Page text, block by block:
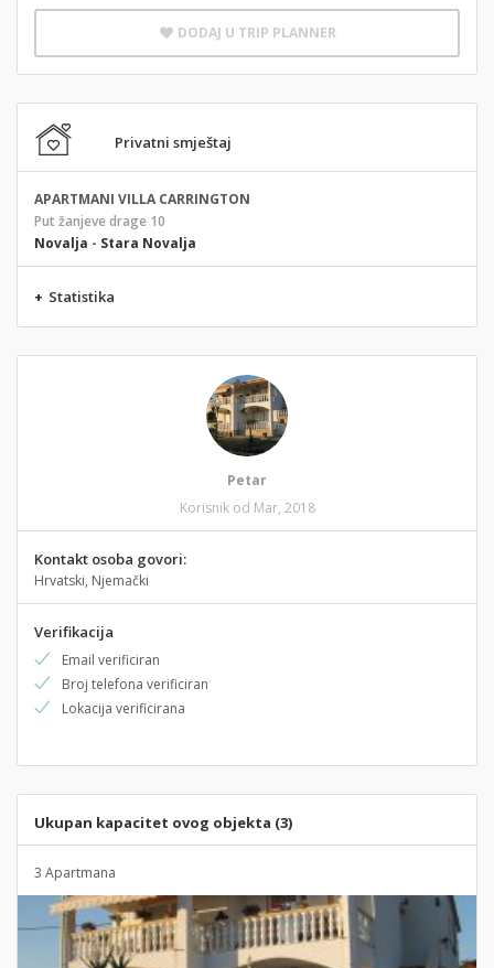
DODAJ U TRIP PLANNER
Privatni smještaj
APARTMANI VILLA CARRINGTON
Put žanjeve drage 10
Novalja - Stara Novalja
+ Statistika
Petar
Korisnik od Mar, 2018
Kontakt osoba govori:
Hrvatski, Njemački
Verifikacija
Email verificiran
Broj telefona verificiran
Lokacija verificirana
Ukupan kapacitet ovog objekta (3)
3 Apartmana